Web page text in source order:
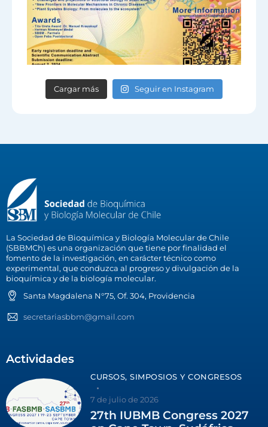
Cargar más Seguir en Instagram
La Sociedad de Bioquímica y Biología Molecular de Chile
(SBBMCh) es una organización que tiene por finalidad el
fomento de la investigación, en carácter técnico como
experimental, que conduzca al progreso y divulgación de la
bioquímica y de la biología molecular.
Santa Magdalena N°75, Of. 304, Providencia
secretariasbbm@gmail.com
Actividades
CURSOS, SIMPOSIOS Y CONGRESOS
7 de julio de 2026
27th IUBMB Congress 2027